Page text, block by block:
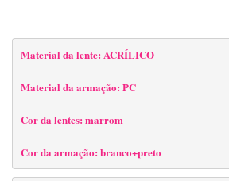
Material da lente: ACRÍLICO
Material da armação: PC
Cor da lentes: marrom
Cor da armação: branco+preto